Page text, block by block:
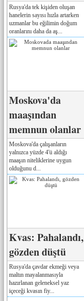
Rusya'da tek kişiden oluşan
hanelerin sayısı hızla artarken
uzmanlar bu eğilimin doğum
oranlarını daha da aş...
Moskova'da
maaşından
memnun olanlar
Moskova'da çalışanların
yalnızca yüzde 4'ü aldığı
maaşın niteliklerine uygun
olduğunu d...
Kvas: Pahalandı,
gözden düştü
Rusya'da çavdar ekmeği veya
maltın mayalanmasıyla
hazırlanan geleneksel yaz
içeceği kvasın fiy...